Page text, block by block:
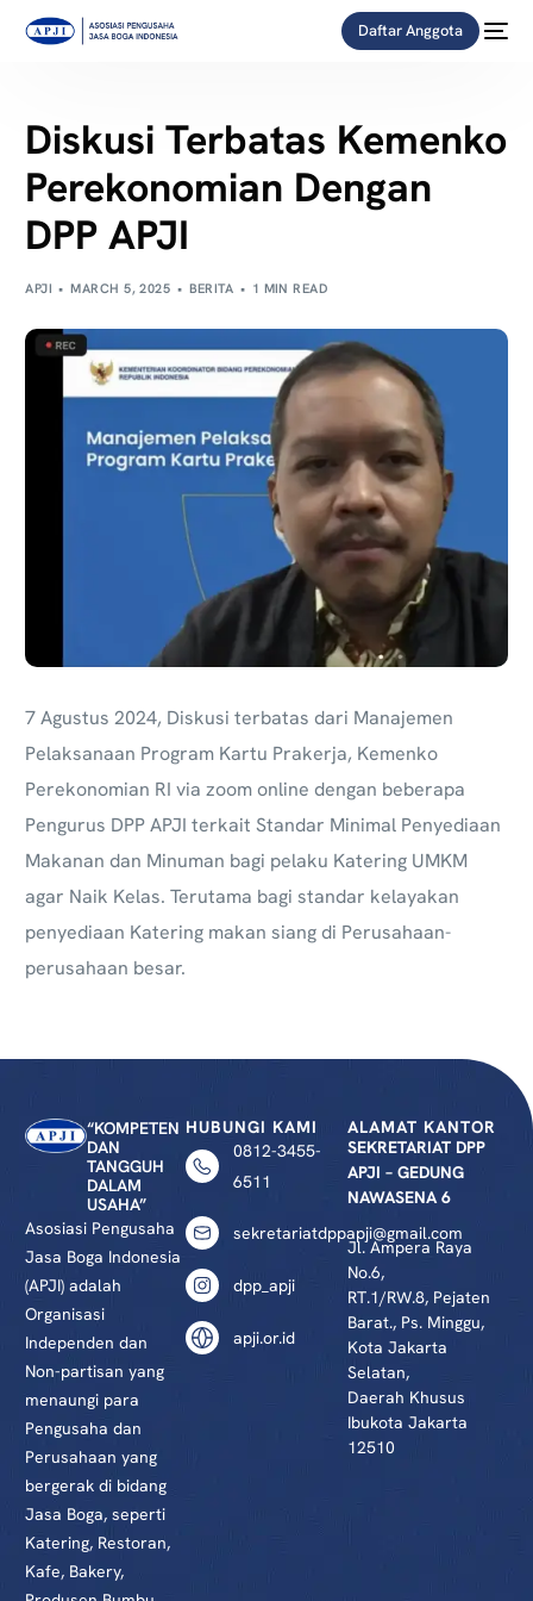
Daftar Anggota
Diskusi Terbatas Kemenko
Perekonomian Dengan
DPP APJI
APJI MARCH 5, 2025 BERITA 1 MIN READ
7 Agustus 2024, Diskusi terbatas dari Manajemen
Pelaksanaan Program Kartu Prakerja, Kemenko
Perekonomian RI via zoom online dengan beberapa
Pengurus DPP APJI terkait Standar Minimal Penyediaan
Makanan dan Minuman bagi pelaku Katering UMKM
agar Naik Kelas. Terutama bagi standar kelayakan
penyediaan Katering makan siang di Perusahaan-
perusahaan besar.
“KOMPETEN
DAN
TANGGUH
DALAM
USAHA”
Asosiasi Pengusaha
Jasa Boga Indonesia
(APJI) adalah
Organisasi
Independen dan
Non-partisan yang
menaungi para
Pengusaha dan
Perusahaan yang
bergerak di bidang
Jasa Boga, seperti
Katering, Restoran,
Kafe, Bakery,
HUBUNGI KAMI
0812-3455-
6511
sekretariatdppapji@gmail.com
dpp_apji
apji.or.id
ALAMAT KANTOR
SEKRETARIAT DPP
APJI – GEDUNG
NAWASENA 6
Jl. Ampera Raya
No.6,
RT.1/RW.8, Pejaten
Barat., Ps. Minggu,
Kota Jakarta
Selatan,
Daerah Khusus
Ibukota Jakarta
12510